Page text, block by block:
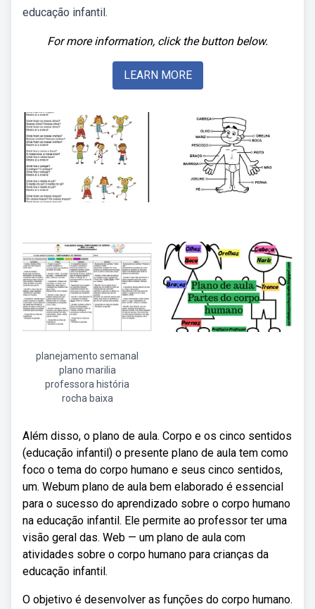
educação infantil.
For more information, click the button below.
LEARN MORE
planejamento semanal
plano marilia
professora história
rocha baixa
Além disso, o plano de aula. Corpo e os cinco sentidos
(educação infantil) o presente plano de aula tem como
foco o tema do corpo humano e seus cinco sentidos,
um. Webum plano de aula bem elaborado é essencial
para o sucesso do aprendizado sobre o corpo humano
na educação infantil. Ele permite ao professor ter uma
visão geral das. Web — um plano de aula com
atividades sobre o corpo humano para crianças da
educação infantil.
O objetivo é desenvolver as funções do corpo humano.